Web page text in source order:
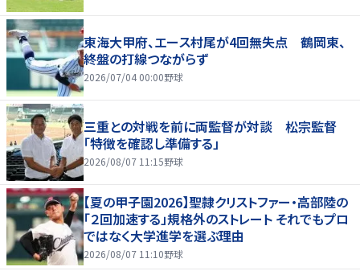
東海大甲府、エース村尾が4回無失点 鶴岡東、
終盤の打線つながらず
2026/07/04 00:00野球
三重との対戦を前に両監督が対談 松宗監督
「特徴を確認し準備する」
2026/08/07 11:15野球
【夏の甲子園2026】聖隷クリストファー・高部陸の
「２回加速する」規格外のストレート それでもプロ
ではなく大学進学を選ぶ理由
2026/08/07 11:10野球